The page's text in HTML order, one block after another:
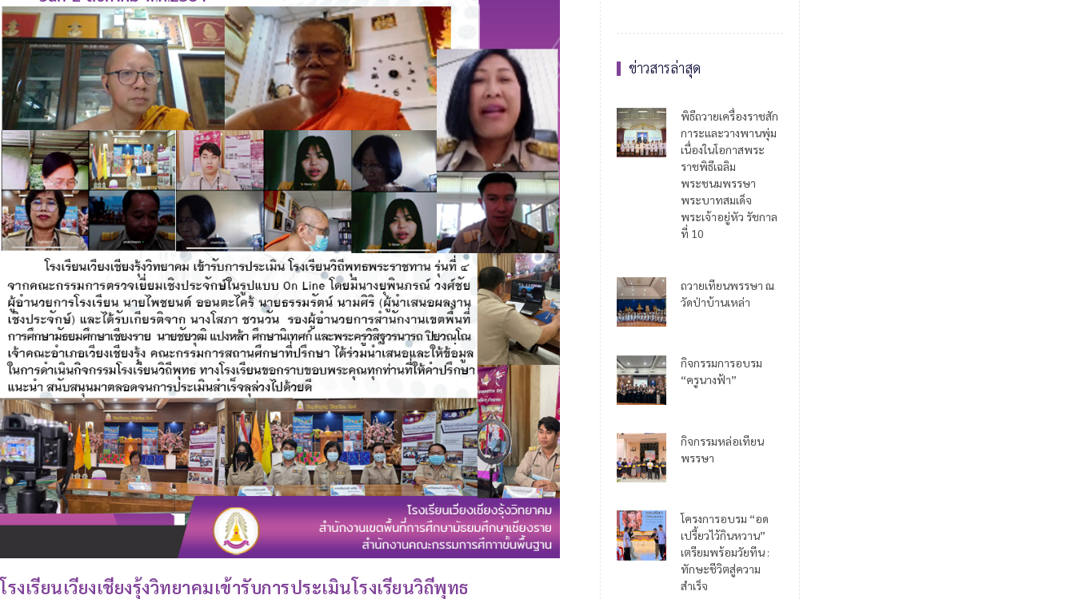
โรงเรียนเวียงเชียงรุ้งวิทยาคมเข้ารับการประเมินโรงเรียนวิถีพุทธ
ข่าวสารล่าสุด
พิธีถวายเครื่องราชสัก
การะและวางพานพุ่ม
เนื่องในโอกาสพระ
ราชพิธีเฉลิม
พระชนมพรรษา
พระบาทสมเด็จ
พระเจ้าอยู่หัว รัชกาล
ที่ 10
ถวายเทียนพรรษา ณ
วัดป่าบ้านเหล่า
กิจกรรมการอบรม
“ครูนางฟ้า”
กิจกรรมหล่อเทียน
พรรษา
โครงการอบรม “อด
เปรี้ยวไว้กินหวาน”
เตรียมพร้อมวัยทีน :
ทักษะชีวิตสู่ความ
สำเร็จ